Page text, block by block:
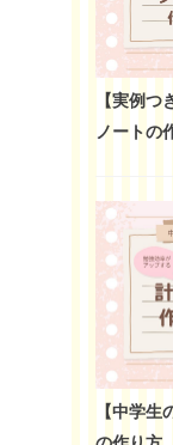
【実例
ノートの
【中学